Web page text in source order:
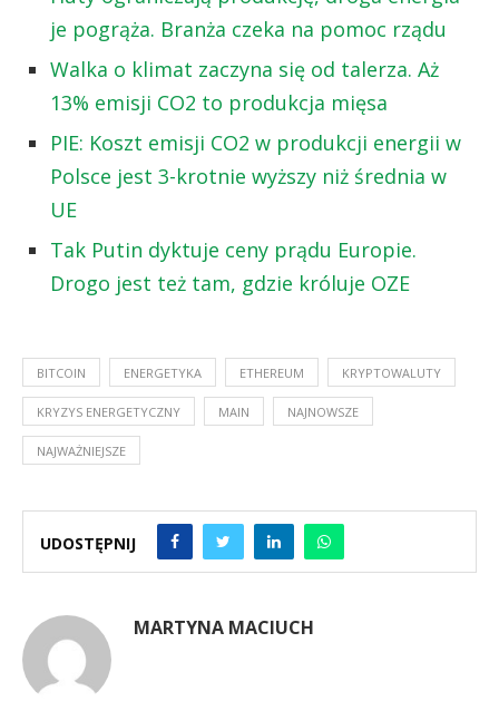
je pogrąża. Branża czeka na pomoc rządu
Walka o klimat zaczyna się od talerza. Aż
13% emisji CO2 to produkcja mięsa
PIE: Koszt emisji CO2 w produkcji energii w
Polsce jest 3-krotnie wyższy niż średnia w
UE
Tak Putin dyktuje ceny prądu Europie.
Drogo jest też tam, gdzie króluje OZE
BITCOIN ENERGETYKA ETHEREUM KRYPTOWALUTY
KRYZYS ENERGETYCZNY MAIN NAJNOWSZE
NAJWAŻNIEJSZE
UDOSTĘPNIJ
MARTYNA MACIUCH